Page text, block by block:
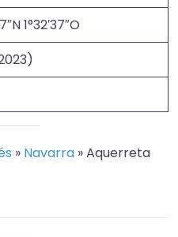
1°32′37″O
» Navarra »Aquerreta